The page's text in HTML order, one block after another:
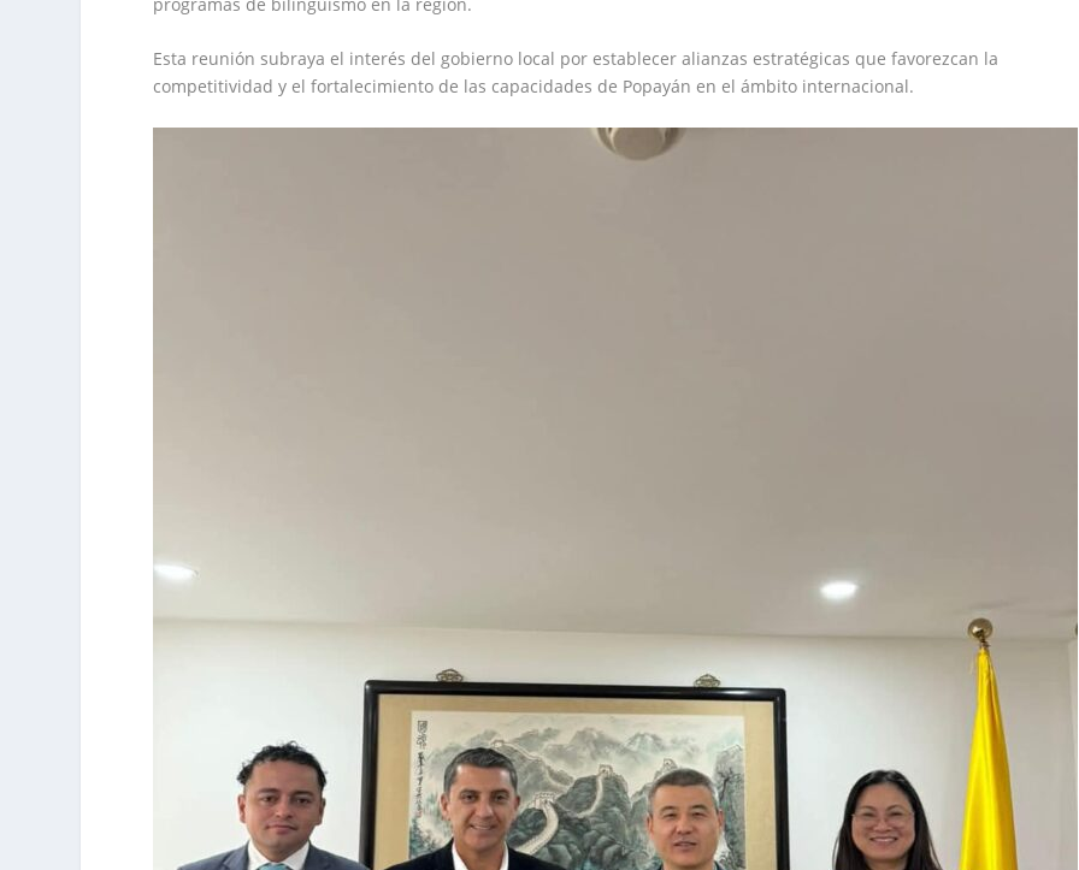
Esta reunión subraya el interés del gobierno local por establecer alianzas estratégicas que favorezcan la
competitividad y el fortalecimiento de las capacidades de Popayán en el ámbito internacional.